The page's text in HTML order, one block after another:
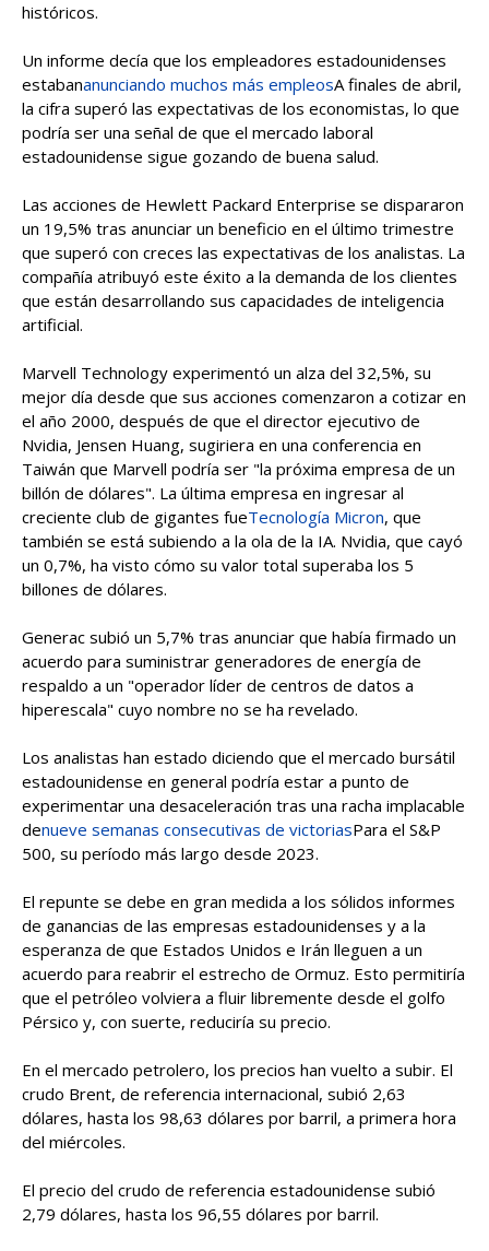
históricos.
Un informe decía que los empleadores estadounidenses
estabananunciando muchos más empleosA finales de abril,
la cifra superó las expectativas de los economistas, lo que
podría ser una señal de que el mercado laboral
estadounidense sigue gozando de buena salud.
Las acciones de Hewlett Packard Enterprise se dispararon
un 19,5% tras anunciar un beneficio en el último trimestre
que superó con creces las expectativas de los analistas. La
compañía atribuyó este éxito a la demanda de los clientes
que están desarrollando sus capacidades de inteligencia
artificial.
Marvell Technology experimentó un alza del 32,5%, su
mejor día desde que sus acciones comenzaron a cotizar en
el año 2000, después de que el director ejecutivo de
Nvidia, Jensen Huang, sugiriera en una conferencia en
Taiwán que Marvell podría ser "la próxima empresa de un
billón de dólares". La última empresa en ingresar al
creciente club de gigantes fueTecnología Micron, que
también se está subiendo a la ola de la IA. Nvidia, que cayó
un 0,7%, ha visto cómo su valor total superaba los 5
billones de dólares.
Generac subió un 5,7% tras anunciar que había firmado un
acuerdo para suministrar generadores de energía de
respaldo a un "operador líder de centros de datos a
hiperescala" cuyo nombre no se ha revelado.
Los analistas han estado diciendo que el mercado bursátil
estadounidense en general podría estar a punto de
experimentar una desaceleración tras una racha implacable
denueve semanas consecutivas de victoriasPara el S&P
500, su período más largo desde 2023.
El repunte se debe en gran medida a los sólidos informes
de ganancias de las empresas estadounidenses y a la
esperanza de que Estados Unidos e Irán lleguen a un
acuerdo para reabrir el estrecho de Ormuz. Esto permitiría
que el petróleo volviera a fluir libremente desde el golfo
Pérsico y, con suerte, reduciría su precio.
En el mercado petrolero, los precios han vuelto a subir. El
crudo Brent, de referencia internacional, subió 2,63
dólares, hasta los 98,63 dólares por barril, a primera hora
del miércoles.
El precio del crudo de referencia estadounidense subió
2,79 dólares, hasta los 96,55 dólares por barril.